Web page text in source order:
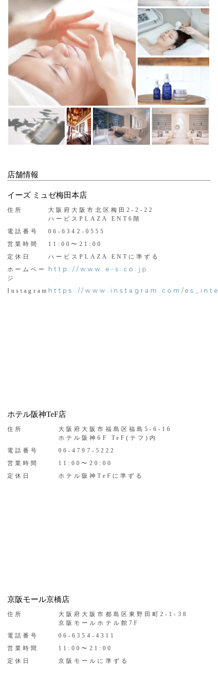
店舗情報
イーズ ミュゼ梅田本店
住所
大阪府大阪市北区梅田2-2-22
ハービスPLAZA ENT6階
電話番号
06-6342-0555
営業時間
11:00〜21:00
定休日
ハービスPLAZA ENTに準ずる
ホームペー
ジ
http://www.e-s.co.jp
Instagram https://www.instagram.com/
ホテル阪神TeF店
住所
大阪府大阪市福島区福島5-6-16
ホテル阪神6F TeF(テフ)内
電話番号
06-4797-5222
営業時間
11:00〜20:00
定休日
ホテル阪神TeFに準ずる
京阪モール京橋店
住所
大阪府大阪市都島区東野田町2-1-38
京阪モールホテル館7F
電話番号
06-6354-4311
営業時間
11:00〜21:00
定休日
京阪モールに準ずる